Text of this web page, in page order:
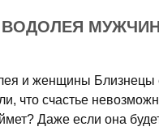
и женщины
что счастье
Даже если она